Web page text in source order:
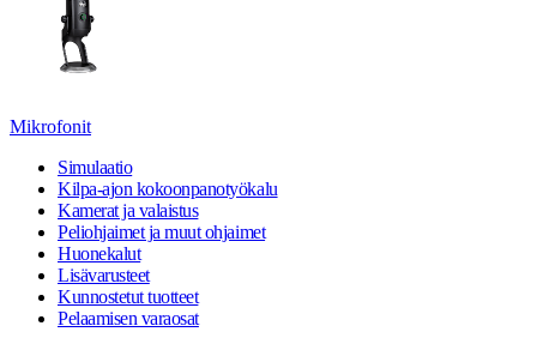
Mikrofonit
Simulaatio
Kilpa-ajon kokoonpanotyökalu
Kamerat ja valaistus
Peliohjaimet ja muut ohjaimet
Huonekalut
Lisävarusteet
Kunnostetut tuotteet
Pelaamisen varaosat